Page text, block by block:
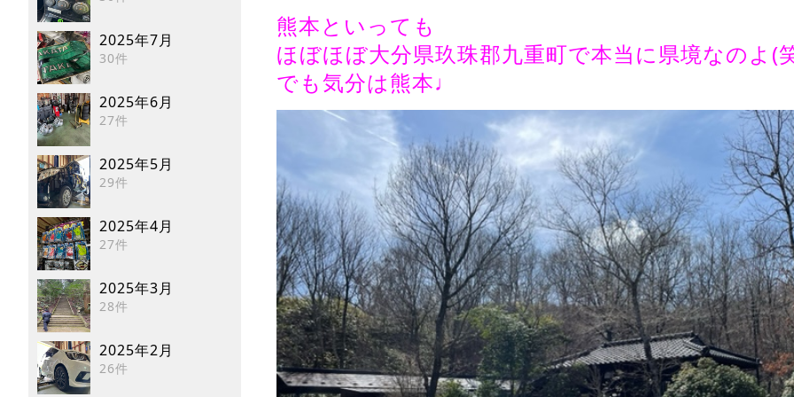
2025年7月
30件
2025年6月
27件
2025年5月
29件
2025年4月
27件
2025年3月
28件
2025年2月
26件
熊本といっても
ほぼほぼ大分県玖珠郡九重町で本当に県境なのよ(
でも気分は熊本♩